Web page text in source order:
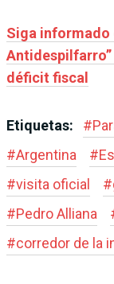
Siga informado
déficit fiscal
Etiquetas: #
#Argentina #
#visita oficial #
#Pedro Alliana
#corredor de la